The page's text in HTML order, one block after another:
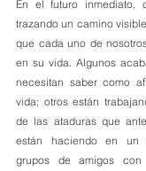
En el futuro inmediato,
trazando un camino
que cada uno de
en su vida. Algunos
necesitan saber como
vida; otros están
de las ataduras que
están haciendo en un
grupos de amigos